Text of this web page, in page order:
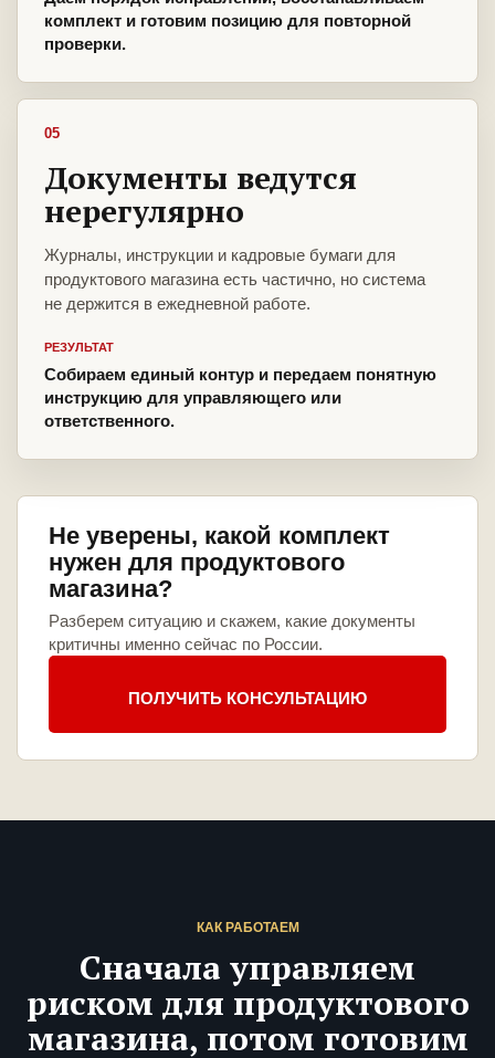
комплект и готовим позицию для повторной
проверки.
05
Документы ведутся
нерегулярно
Журналы, инструкции и кадровые бумаги для
продуктового магазина есть частично, но система
не держится в ежедневной работе.
РЕЗУЛЬТАТ
Собираем единый контур и передаем понятную
инструкцию для управляющего или
ответственного.
Не уверены, какой комплект
нужен для продуктового
магазина?
Разберем ситуацию и скажем, какие документы
критичны именно сейчас по России.
ПОЛУЧИТЬ КОНСУЛЬТАЦИЮ
КАК РАБОТАЕМ
Сначала управляем
риском для продуктового
магазина, потом готовим